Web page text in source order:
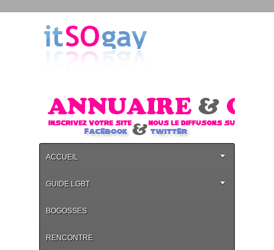
ACCUEIL
GUIDE LGBT
BOGOSSES
RENCONTRE